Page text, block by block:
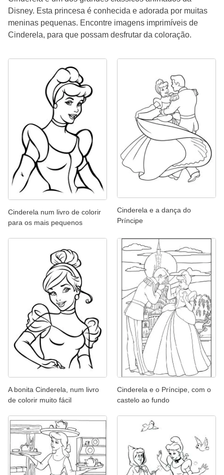
Disney. Esta princesa é conhecida e adorada por muitas
meninas pequenas. Encontre imagens imprimíveis de
Cinderela, para que possam desfrutar da coloração.
Cinderela num livro de colorir
para os mais pequenos
Cinderela e a dança do
Príncipe
A bonita Cinderela, num livro
de colorir muito fácil
Cinderela e o Príncipe, com o
castelo ao fundo